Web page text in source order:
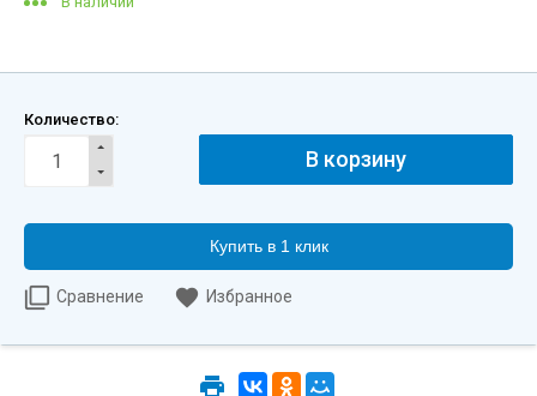
Количество:
Купить в 1 клик
Сравнение Избранное